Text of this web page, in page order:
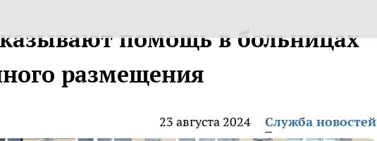
помощь в больницах
размещения
23 августа 2024 Служба новостей